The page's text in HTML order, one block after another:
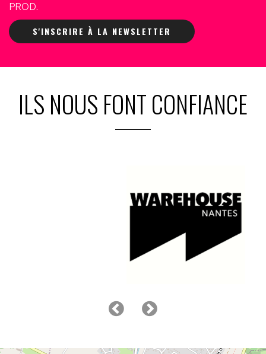
PROD.
S'INSCRIRE À LA NEWSLETTER
ILS NOUS FONT CONFIANCE